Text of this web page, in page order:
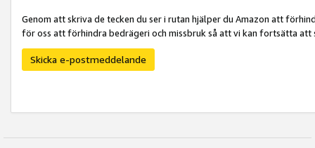
Genom att skriva de tecken du ser i rutan hjälper du Amazon att
för oss att förhindra bedrägeri och missbruk så att vi kan fortsätta
Skicka e-postmeddelande